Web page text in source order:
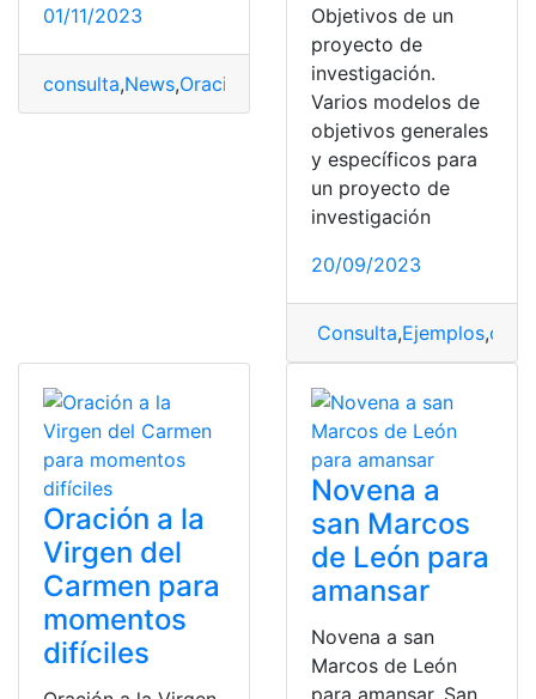
01/11/2023
consulta,News,Oración Oración para amansar carácter
Objetivos de un
proyecto de
investigación.
Varios modelos de
objetivos generales
y específicos para
un proyecto de
investigación
20/09/2023
Consulta,Ejemplos,
Oración a la
Virgen del
Carmen para
momentos
difíciles
Novena a
san Marcos
de León para
amansar
Novena a san
Marcos de León
para amansar. San